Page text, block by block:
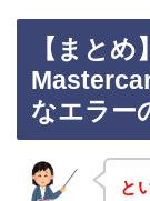
【まと
なエラー
と